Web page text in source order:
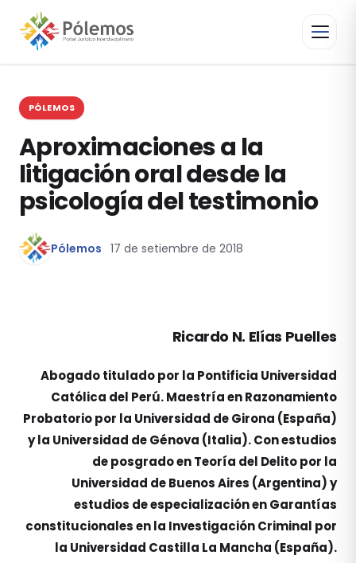
PÓLEMOS
Aproximaciones a la
litigación oral desde la
psicología del testimonio
Pólemos 17 de setiembre de 2018
Ricardo N. Elías Puelles
Abogado titulado por la Pontificia Universidad
Católica del Perú. Maestría en Razonamiento
Probatorio por la Universidad de Girona (España)
y la Universidad de Génova (Italia). Con estudios
de posgrado en Teoría del Delito por la
Universidad de Buenos Aires (Argentina) y
estudios de especialización en Garantías
constitucionales en la Investigación Criminal por
la Universidad Castilla La Mancha (España).